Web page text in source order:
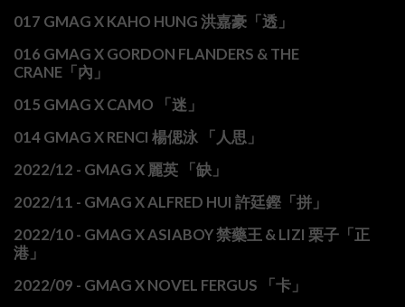
017 GMAG X KAHO HUNG 洪嘉豪「透」
016 GMAG X GORDON FLANDERS & THE
CRANE「內」
015 GMAG X CAMO 「迷」
014 GMAG X RENCI 楊偲泳 「人思」
2022/12 - GMAG X 麗英 「缺」
2022/11 - GMAG X ALFRED HUI 許廷鏗「拼」
2022/10 - GMAG X ASIABOY 禁藥王 & LIZI 栗子「正
港」
2022/09 - GMAG X NOVEL FERGUS 「卡」